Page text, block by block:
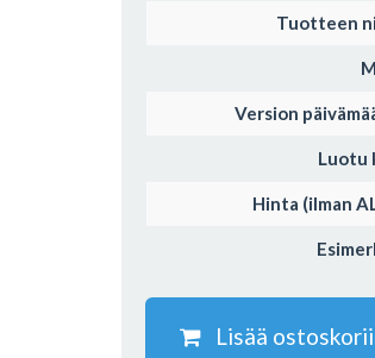
Tuotteen
Version
Luotu
Hinta (ilman
Lisää